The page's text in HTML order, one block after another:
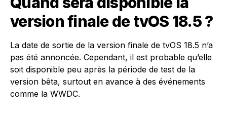
version finale de tvOS 18.5 ?
La date de sortie de la version finale de tvOS 18.5 n’a
pas été annoncée. Cependant, il est probable qu’elle
soit disponible peu après la période de test de la
version bêta, surtout en avance à des événements
comme la WWDC.